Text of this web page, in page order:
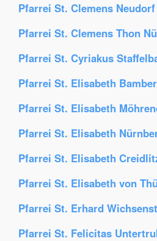
Pfarrei St. Clemens
Pfarrei St. Clemens Thon
Pfarrei St. Cyriakus
Pfarrei St. Elisabeth
Pfarrei St. Elisabeth
Pfarrei St. Elisabeth
Pfarrei St. Elisabeth
Pfarrei St. Elisabeth von
Pfarrei St. Erhard
Pfarrei St. Felicitas